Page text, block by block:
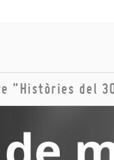
"Històries del